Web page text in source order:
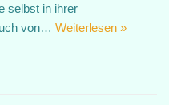
selbst in ihrer
von… Weiterlesen »